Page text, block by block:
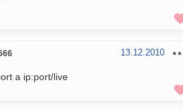
13.12.2010
а ip:port/live